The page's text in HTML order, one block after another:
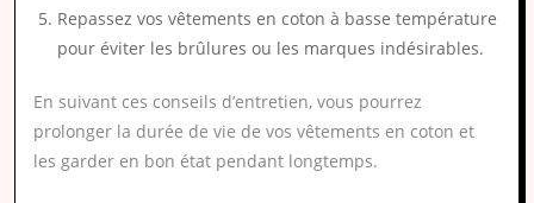
Repassez vos vêtements en coton à basse température
pour éviter les brûlures ou les marques indésirables.
En suivant ces conseils d’entretien, vous pourrez
prolonger la durée de vie de vos vêtements en coton et
les garder en bon état pendant longtemps.